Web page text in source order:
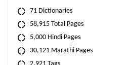
71 Dictionaries
58,915 Total Pages
5,000 Hindi Pages
30,121 Marathi Pages